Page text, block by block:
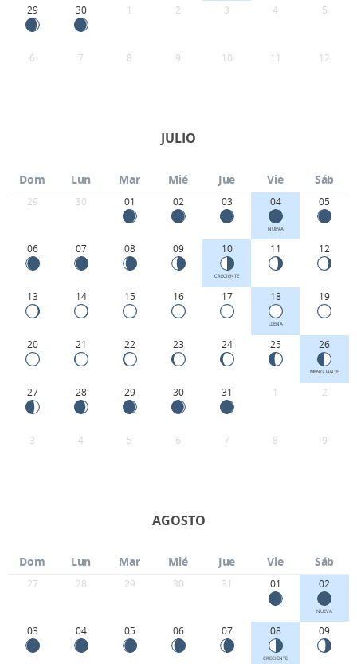
29 30 1 2 3 4 5
6 7 8 9 10 11 12
JULIO
Dom Lun Mar Mié Jue Vie Sáb
29 30 01 02 03 04
NUEVA
05
06 07 08 09 10
CRECIENTE
11 12
13 14 15 16 17 18
LLENA
19
20 21 22 23 24 25 26
MENGUANTE
27 28 29 30 31 1 2
3 4 5 6 7 8 9
AGOSTO
Dom Lun Mar Mié Jue Vie Sáb
27 28 29 30 31 01 02
NUEVA
03 04 05 06 07 08
CRECIENTE
09